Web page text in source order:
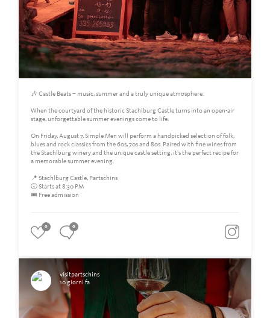
🎶 Castle Beats – music, summer and a truly unique atmosphere.
When the courtyard of the historic Stachlburg Castle turns into an open-air
stage, unforgettable summer evenings come to life.
On Friday, August 7, Simple Men will perform a handpicked selection of folk,
blues and rock classics from the 60s, 70s and 80s. Paired with fine wines from
the Stachlburg winery and the unique castle setting, it's the perfect recipe for
a memorable summer evening.
📍 Stachlburg Castle, Partschins
🕣 Starts at 8:30 PM
🎟️ Free admission
0 0
visitpartschins
10 giorni fa